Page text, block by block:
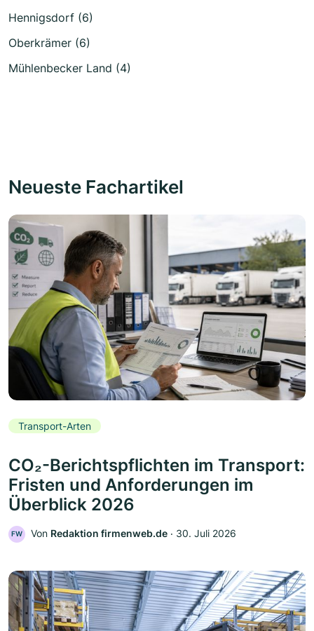
Hennigsdorf (6)
Oberkrämer (6)
Mühlenbecker Land (4)
Neueste Fachartikel
Transport-Arten
CO₂-Berichtspflichten im Transport:
Fristen und Anforderungen im
Überblick 2026
FW Von Redaktion firmenweb.de ‧ 30. Juli 2026